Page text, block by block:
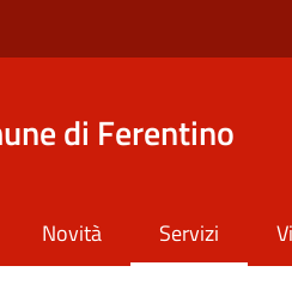
di Ferentino
Novità Servizi